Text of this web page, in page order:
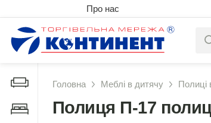
Про нас
Дивани і крісла
Меблі у спальню
Головна Меблі в дитячу Полиці
Полиця П-17